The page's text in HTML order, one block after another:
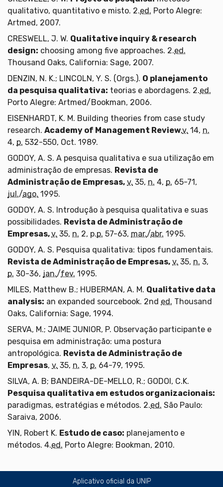
qualitativo, quantitativo e misto. 2.ed. Porto Alegre:
Artmed, 2007.
CRESWELL, J. W. Qualitative inquiry & research
design: choosing among five approaches. 2.ed.
Thousand Oaks, California: Sage, 2007.
DENZIN, N. K.; LINCOLN, Y. S. (Orgs.). O planejamento
da pesquisa qualitativa: teorias e abordagens. 2.ed.
Porto Alegre: Artmed/Bookman, 2006.
EISENHARDT, K. M. Building theories from case study
research. Academy of Management Review,v. 14, n.
4, p. 532-550, Oct. 1989.
GODOY, A. S. A pesquisa qualitativa e sua utilização em
administração de empresas. Revista de
Administração de Empresas, v. 35, n. 4, p. 65-71,
jul./ago. 1995.
GODOY, A. S. Introdução à pesquisa qualitativa e suas
possibilidades. Revista de Administração de
Empresas,v. 35, n. 2, p.p. 57-63, mar./abr. 1995.
GODOY, A. S. Pesquisa qualitativa: tipos fundamentais.
Revista de Administração de Empresas, v. 35, n. 3,
p. 30-36, jan./fev. 1995.
MILES, Matthew B.; HUBERMAN, A. M. Qualitative data
analysis: an expanded sourcebook. 2nd ed. Thousand
Oaks, California: Sage, 1994.
SERVA, M.; JAIME JUNIOR, P. Observação participante e
pesquisa em administração: uma postura
antropológica. Revista de Administração de
Empresas, v. 35, n. 3, p. 64-79, 1995.
SILVA, A. B; BANDEIRA-DE-MELLO, R.; GODOI, C.K.
Pesquisa qualitativa em estudos organizacionais:
paradigmas, estratégias e métodos. 2.ed. São Paulo:
Saraiva, 2006.
YIN, Robert K. Estudo de caso: planejamento e
métodos. 4.ed. Porto Alegre: Bookman, 2010.
Aplicativo oficial da UNIP